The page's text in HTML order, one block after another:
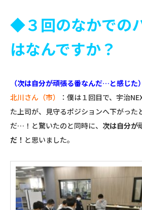
◆３回のなかでの
はなんですか？
（次は自分が頑張る番なんだ…と感じた）
北川さん（市）
：僕は１回目で、宇治
た上司が、見守るポジションへ下がった
だ…！と驚いたのと同時に、 次は自分が
だ！ と思いました。